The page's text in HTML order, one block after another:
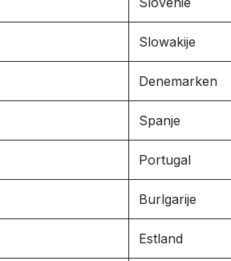
Slowakije
Denemarken
Spanje
Portugal
Burlgarije
Estland